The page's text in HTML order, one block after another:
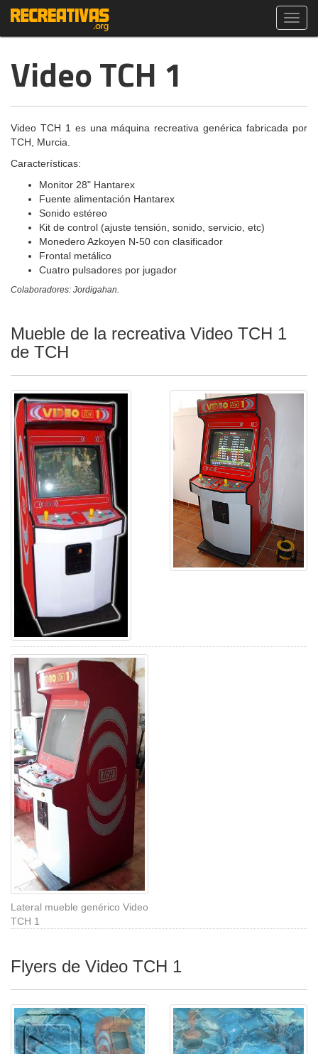
Video TCH 1
Video TCH 1 es una máquina recreativa genérica fabricada por
TCH, Murcia.
Características:
Monitor 28" Hantarex
Fuente alimentación Hantarex
Sonido estéreo
Kit de control (ajuste tensión, sonido, servicio, etc)
Monedero Azkoyen N-50 con clasificador
Frontal metálico
Cuatro pulsadores por jugador
Colaboradores: Jordigahan.
Mueble de la recreativa Video TCH 1
de TCH
Lateral mueble genérico Video
TCH 1
Flyers de Video TCH 1